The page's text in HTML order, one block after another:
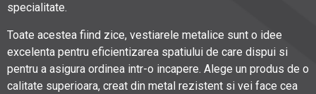
specialitate.
Toate acestea fiind zice, vestiarele metalice sunt o idee
excelenta pentru eficientizarea spatiului de care dispui si
pentru a asigura ordinea intr-o incapere. Alege un produs de o
calitate superioara, creat din metal rezistent si vei face cea